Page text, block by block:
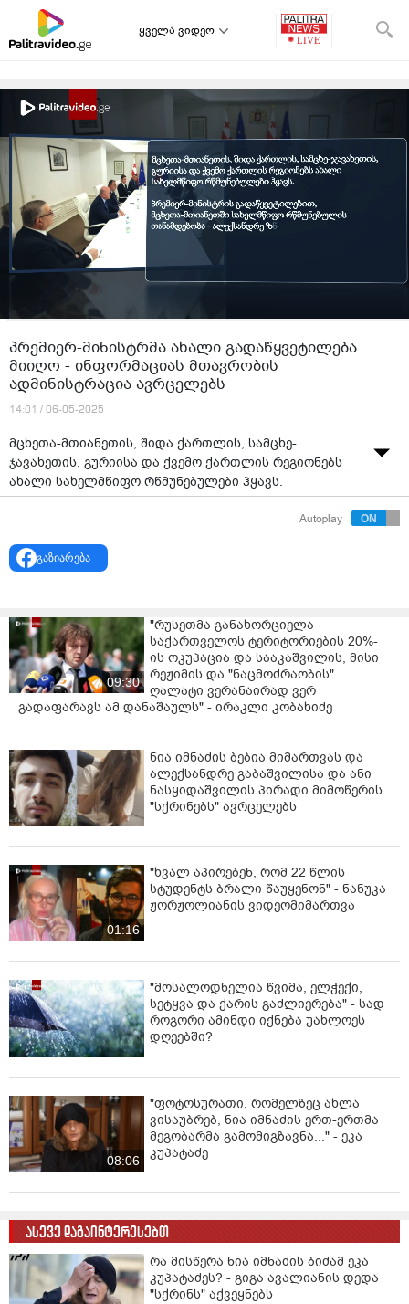
ყველა ვიდეო
პრემიერ-მინისტრმა ახალი გადაწყვეტილება
მიიღო - ინფორმაციას მთავრობის
ადმინისტრაცია ავრცელებს
14:01 / 06-05-2025
მცხეთა-მთიანეთის, შიდა ქართლის, სამცხე-
ჯავახეთის, გურიისა და ქვემო ქართლის რეგიონებს
ახალი სახელმწიფო რწმუნებულები ჰყავს.
პრემიერ-მინისტრის გადაწყვეტილებით, მცხეთა-
ალექსანდრე ზაგაშვილმა, შიდა ქართლში - სიმონ
გულედანმა, სამცხე-ჯავახეთში - ზაალ გელაშვილმა,
ახლად დანიშნულ სახელმწიფო რწმუნებულებს
ირაკლი კობახიძე დღეს მთავრობის
ადმინისტრაციაში რეგიონული განვითარების მინისტრ
კახა გულედანთან ერთად შეხვდა. პრემიერ-მინისტრმა
საკითხის პრიორიტეტულობაზე რეგიონული
განვითარების სამინისტროს ცალკე უწყებად
ჩამოყალიბებაც მეტყველებს.
განვითარებასთან დაკავშირებული პროექტების
ეფექტიანად განხორციელებას კიდევ უფრო მეტი
ყურადღება დაეთმობა და ამ პროცესში
მნიშვნელოვანია, რეგიონებს ჰყავდეს
გამოცდილებით, პროფესიონალიზმითა და
ხელმძღვანელები.
პრემიერ-მინისტრმა ასევე ყურადღება გაამახვილა
პროექტების ხარისხისა და კოორდინაციის
გაუმჯობესების აუცილებლობაზე და ახლად დანიშნულ
სახელმწიფო რწმუნებულებს წარმატებები უსურვა.
ინფორმაციას მთავრობის ადმინისტრაცია
ავრცელებს.
Autoplay
გაზიარება
09:30
"რუსეთმა განახორციელა
საქართველოს ტერიტორიების 20%-
ის ოკუპაცია და სააკაშვილის, მისი
რეჟიმის და "ნაცმოძრაობის"
ღალატი ვერანაირად ვერ
გადაფარავს ამ დანაშაულს" - ირაკლი კობახიძე
ნია იმნაძის ბებია მიმართვას და
ალექსანდრე გაბაშვილისა და ანი
ნასყიდაშვილის პირადი მიმოწერის
"სქრინებს" ავრცელებს
01:16
"ხვალ აპირებენ, რომ 22 წლის
სტუდენტს ბრალი წაუყენონ" - ნანუკა
ჟორჟოლიანის ვიდეომიმართვა
"მოსალოდნელია წვიმა, ელჭექი,
სეტყვა და ქარის გაძლიერება" - სად
როგორი ამინდი იქნება უახლოეს
დღეებში?
08:06
"ფოტოსურათი, რომელზეც ახლა
ვისაუბრებ, ნია იმნაძის ერთ-ერთმა
მეგობარმა გამომიგზავნა..." - ეკა
კუპატაძე
ასევე დაგაინტერესებთ
რა მისწერა ნია იმნაძის ბიძამ ეკა
კუპატაძეს? - გიგა ავალიანის დედა
"სქრინს" აქვეყნებს